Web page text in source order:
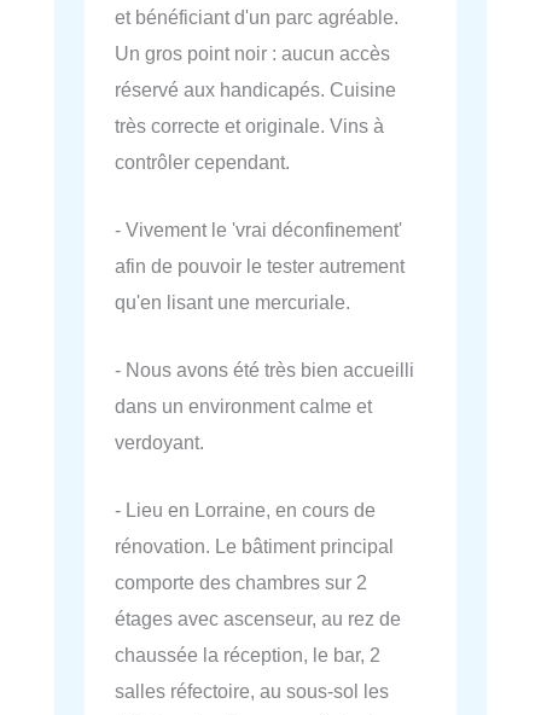
et bénéficiant d'un parc agréable.
Un gros point noir : aucun accès
réservé aux handicapés. Cuisine
très correcte et originale. Vins à
contrôler cependant.
- Vivement le 'vrai déconfinement'
afin de pouvoir le tester autrement
qu'en lisant une mercuriale.
- Nous avons été très bien accueilli
dans un environment calme et
verdoyant.
- Lieu en Lorraine, en cours de
rénovation. Le bâtiment principal
comporte des chambres sur 2
étages avec ascenseur, au rez de
chaussée la réception, le bar, 2
salles réfectoire, au sous-sol les